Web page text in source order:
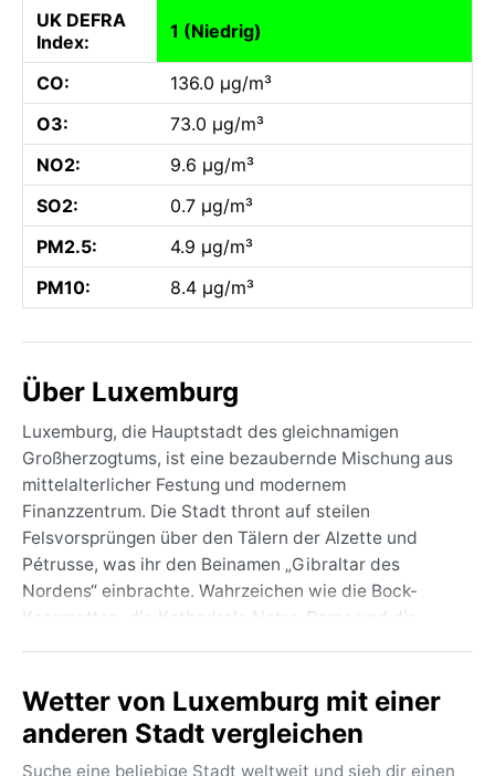
UK DEFRA
Index:
1 (Niedrig)
CO:
136.0 µg/m³
O3:
73.0 µg/m³
NO2:
9.6 µg/m³
SO2:
0.7 µg/m³
PM2.5:
4.9 µg/m³
PM10:
8.4 µg/m³
Über Luxemburg
Luxemburg, die Hauptstadt des gleichnamigen
Großherzogtums, ist eine bezaubernde Mischung aus
mittelalterlicher Festung und modernem
Finanzzentrum. Die Stadt thront auf steilen
Felsvorsprüngen über den Tälern der Alzette und
Pétrusse, was ihr den Beinamen „Gibraltar des
Nordens“ einbrachte. Wahrzeichen wie die Bock-
Kasematten, die Kathedrale Notre-Dame und die
Gassen und gemütlichen Cafés, während das Viertel
Kirchberg mit gläsernen EU-Gebäuden und dem
modernen Musée d’Art Moderne kontrastiert. Die
Wetter von Luxemburg mit einer
anderen Stadt vergleichen
Suche eine beliebige Stadt weltweit und sieh dir einen